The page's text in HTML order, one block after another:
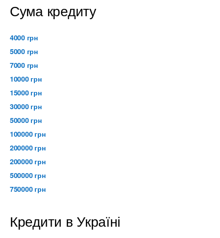
Сума кредиту
4000 грн
5000 грн
7000 грн
10000 грн
15000 грн
30000 грн
50000 грн
100000 грн
200000 грн
200000 грн
500000 грн
750000 грн
Кредити в Україні